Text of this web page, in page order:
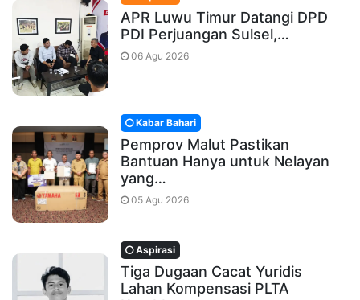
APR Luwu Timur Datangi DPD
PDI Perjuangan Sulsel,…
06 Agu 2026
Kabar Bahari
Pemprov Malut Pastikan
Bantuan Hanya untuk Nelayan
yang…
05 Agu 2026
Aspirasi
Tiga Dugaan Cacat Yuridis
Lahan Kompensasi PLTA